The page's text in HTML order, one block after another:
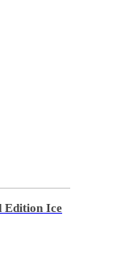
Edition Ice